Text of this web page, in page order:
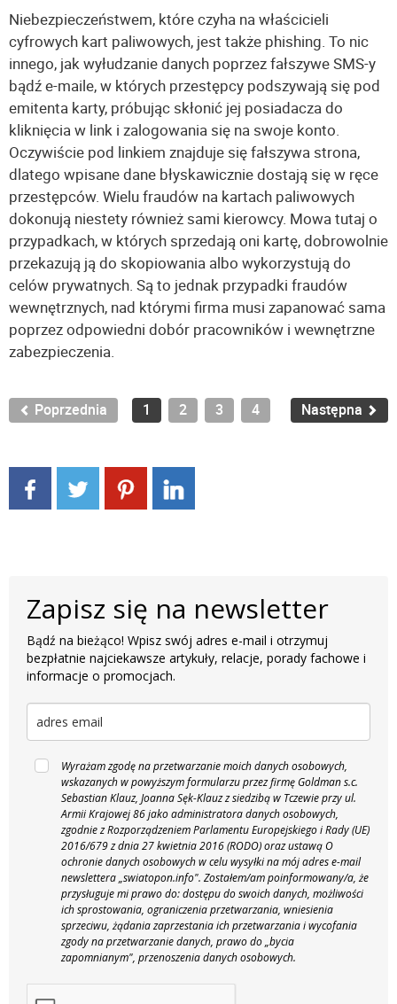
Niebezpieczeństwem, które czyha na właścicieli
cyfrowych kart paliwowych, jest także phishing. To nic
innego, jak wyłudzanie danych poprzez fałszywe SMS-y
bądź e-maile, w których przestępcy podszywają się pod
emitenta karty, próbując skłonić jej posiadacza do
kliknięcia w link i zalogowania się na swoje konto.
Oczywiście pod linkiem znajduje się fałszywa strona,
dlatego wpisane dane błyskawicznie dostają się w ręce
przestępców. Wielu fraudów na kartach paliwowych
dokonują niestety również sami kierowcy. Mowa tutaj o
przypadkach, w których sprzedają oni kartę, dobrowolnie
przekazują ją do skopiowania albo wykorzystują do
celów prywatnych. Są to jednak przypadki fraudów
wewnętrznych, nad którymi firma musi zapanować sama
poprzez odpowiedni dobór pracowników i wewnętrzne
zabezpieczenia.
Poprzednia 1 2 3 4 Następna
Zapisz się na newsletter
Bądź na bieżąco! Wpisz swój adres e-mail i otrzymuj
bezpłatnie najciekawsze artykuły, relacje, porady fachowe i
informacje o promocjach.
Wyrażam zgodę na przetwarzanie moich danych osobowych,
wskazanych w powyższym formularzu przez firmę Goldman s.c.
Sebastian Klauz, Joanna Sęk-Klauz z siedzibą w Tczewie przy ul.
Armii Krajowej 86 jako administratora danych osobowych,
zgodnie z Rozporządzeniem Parlamentu Europejskiego i Rady (UE)
2016/679 z dnia 27 kwietnia 2016 (RODO) oraz ustawą O
ochronie danych osobowych w celu wysyłki na mój adres e-mail
newslettera „swiatopon.info". Zostałem/am poinformowany/a, że
przysługuje mi prawo do: dostępu do swoich danych, możliwości
ich sprostowania, ograniczenia przetwarzania, wniesienia
sprzeciwu, żądania zaprzestania ich przetwarzania i wycofania
zgody na przetwarzanie danych, prawo do „bycia
zapomnianym", przenoszenia danych osobowych.